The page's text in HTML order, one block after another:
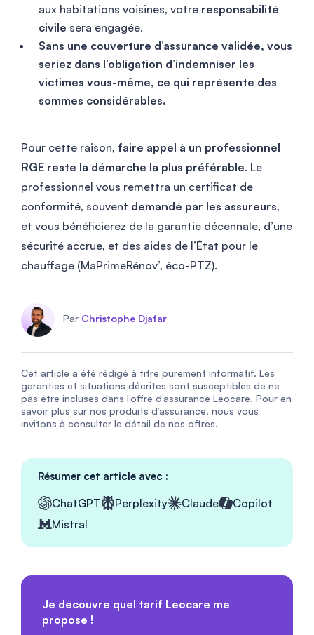
aux habitations voisines, votre responsabilité
civile sera engagée.
Sans une couverture d’assurance validée, vous
seriez dans l’obligation d’indemniser les
victimes vous-même, ce qui représente des
sommes considérables.
Pour cette raison, faire appel à un professionnel
RGE reste la démarche la plus préférable. Le
professionnel vous remettra un certificat de
conformité, souvent demandé par les assureurs,
et vous bénéficierez de la garantie décennale, d’une
sécurité accrue, et des aides de l’État pour le
chauffage (MaPrimeRénov’, éco-PTZ).
Par Christophe Djafar
Cet article a été rédigé à titre purement informatif. Les
garanties et situations décrites sont susceptibles de ne
pas être incluses dans l’offre d’assurance Leocare. Pour en
savoir plus sur nos produits d’assurance, nous vous
invitons à consulter le détail de nos offres.
Résumer cet article avec :
ChatGPT Perplexity Claude
Copilot
Mistral
Je découvre quel tarif Leocare me
propose !